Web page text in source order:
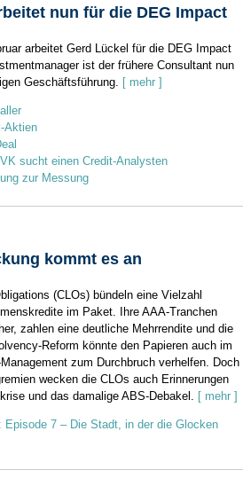
nun für die DEG Impact
arbeitet Gerd Lückel für die DEG Impact
ist der frühere Consultant nun
Geschäftsführung. [ mehr ]
Aktien
sucht einen Credit-Analysten
zur Messung
kommt es an
(CLOs) bündeln eine Vielzahl
im Paket. Ihre AAA-Tranchen
zahlen eine deutliche Mehrrendite und die
Reform könnte den Papieren auch im
zum Durchbruch verhelfen. Doch
wecken die CLOs auch Erinnerungen
und das damalige ABS-Debakel. [ mehr ]
Episode 7 – Die Stadt, in der die Glocken